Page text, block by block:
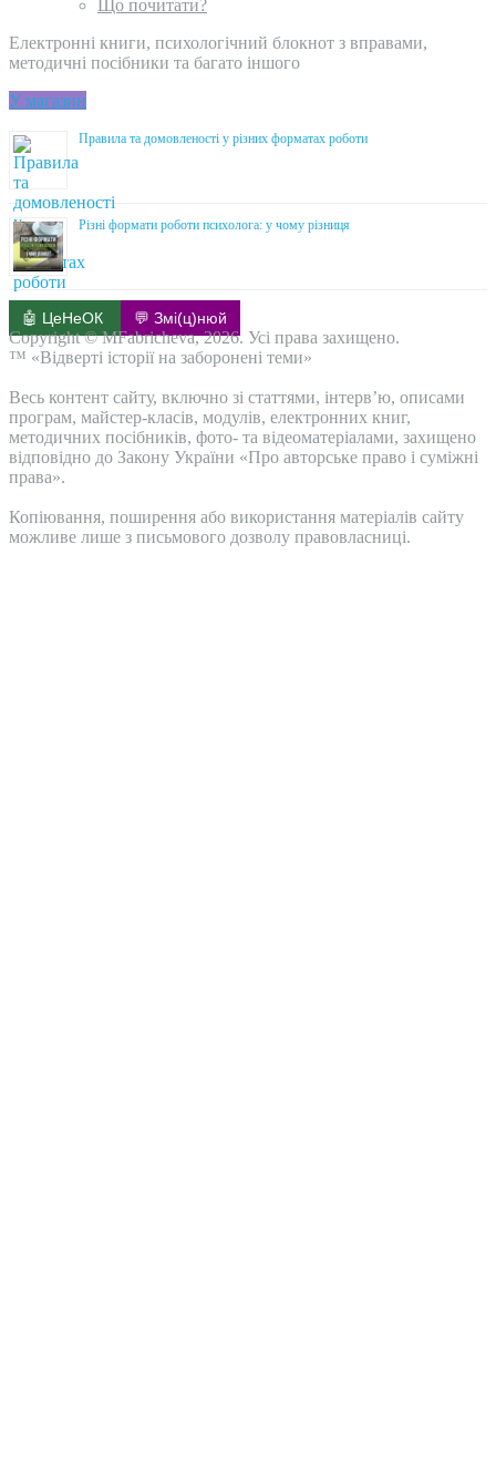
Що почитати?
Електронні книги, психологічний блокнот з вправами,
методичні посібники та багато іншого
У магазин
Правила та домовленості у різних форматах роботи
Різні формати роботи психолога: у чому різниця
🤖 ЦеНеОК 💬 Змі(ц)нюй
Copyright © MFabricheva, 2026. Усі права захищено.
™ «Відверті історії на заборонені теми»
Весь контент сайту, включно зі статтями, інтерв’ю, описами
програм, майстер-класів, модулів, електронних книг,
методичних посібників, фото- та відеоматеріалами, захищено
відповідно до Закону України «Про авторське право і суміжні
права».
Копіювання, поширення або використання матеріалів сайту
можливе лише з письмового дозволу правовласниці.